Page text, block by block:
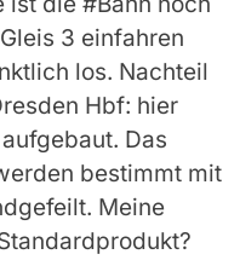
3 einfahren
los. Nachteil
Hbf: hier
Das
bestimmt mit
Meine